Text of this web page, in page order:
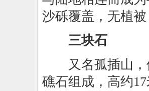
沙砾覆盖，无植
三块石
又名孤插山，
礁石组成，高约